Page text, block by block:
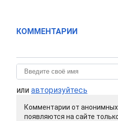
КОММЕНТАРИИ
или авторизуйтесь
Комментарии от
появляются на сайте